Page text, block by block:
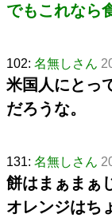
でもこれなら
102: 名無しさん
米国人にとっ
だろうな。
131: 名無しさん
餅はまぁまぁ
オレンジはち